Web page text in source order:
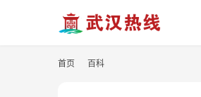
首页 百科